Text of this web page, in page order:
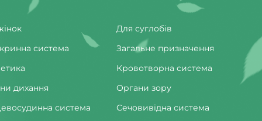
Для суглобів
система
Загальне призначення
Кровотворна система
дихання
Органи зору
система
Сечовивідна система